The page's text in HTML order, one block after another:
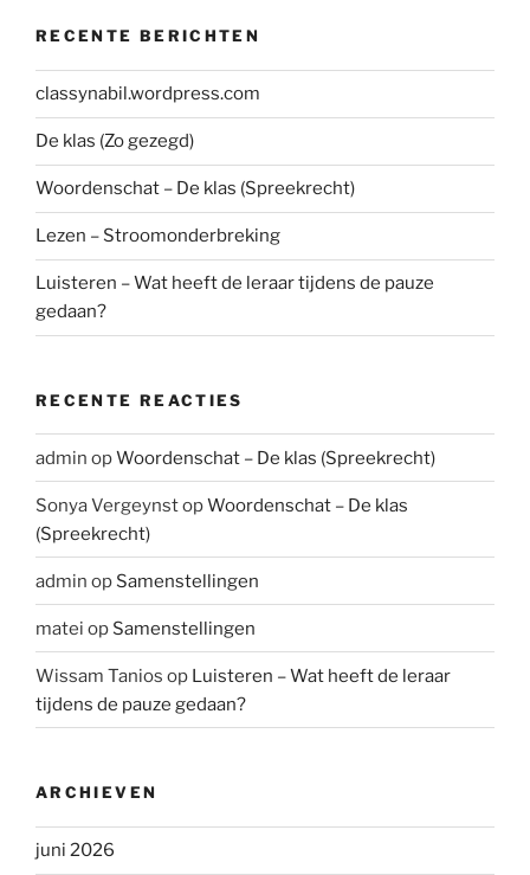
RECENTE BERICHTEN
classynabil.wordpress.com
De klas (Zo gezegd)
Woordenschat – De klas (Spreekrecht)
Lezen – Stroomonderbreking
Luisteren – Wat heeft de leraar tijdens de pauze
gedaan?
RECENTE REACTIES
admin opWoordenschat – De klas (Spreekrecht)
Sonya VergeynstopWoordenschat – De klas
(Spreekrecht)
admin op Samenstellingen
matei op Samenstellingen
Wissam Tanios op Luisteren – Wat heeft de leraar
tijdens de pauze gedaan?
ARCHIEVEN
juni 2026